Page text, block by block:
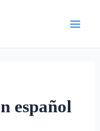
español